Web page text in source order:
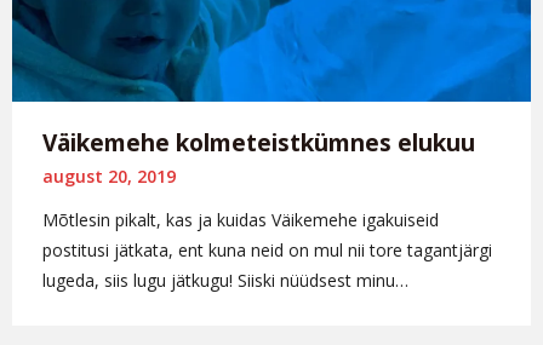
Väikemehe kolmeteistkümnes elukuu
august 20, 2019
Mõtlesin pikalt, kas ja kuidas Väikemehe igakuiseid
postitusi jätkata, ent kuna neid on mul nii tore tagantjärgi
lugeda, siis lugu jätkugu! Siiski nüüdsest minu…